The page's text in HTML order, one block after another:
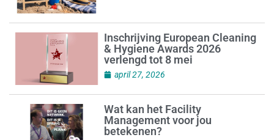
Inschrijving European Cleaning
& Hygiene Awards 2026
verlengd tot 8 mei
april 27, 2026
Wat kan het Facility
Management voor jou
betekenen?